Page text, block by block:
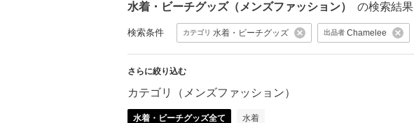
水着・ビーチグッズ（メンズファッション） の検索結果
検索条件 カテゴリ 水着・ビーチグッズ 出品者 Chamelee
さらに絞り込む
カテゴリ（メンズファッション）
水着・ビーチグッズ全て 水着